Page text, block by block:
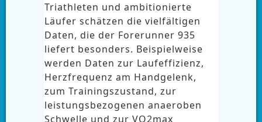
Triathleten und ambitionierte
Läufer schätzen die vielfältigen
Daten, die der Forerunner 935
liefert besonders. Beispielweise
werden Daten zur Laufeffizienz,
Herzfrequenz am Handgelenk,
zum Trainingszustand, zur
leistungsbezogenen anaeroben
Schwelle und zur VO2max